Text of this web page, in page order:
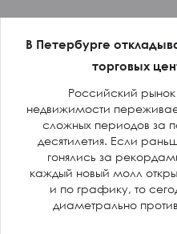
В Петербурге
торговых
Российский рынок
недвижимости
сложных периодов за
десятилетия. Если
гонялись за
каждый новый молл
и по графику, то
диаметрально